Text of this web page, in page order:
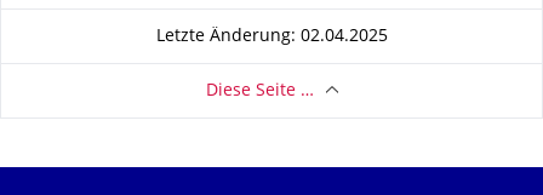
Letzte Änderung: 02.04.2025
Diese Seite …